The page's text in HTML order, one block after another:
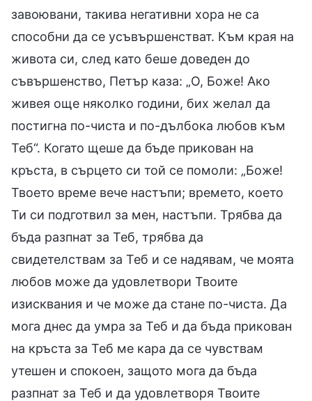
завоювани, такива негативни хора не са
способни да се усъвършенстват. Към края на
живота си, след като беше доведен до
съвършенство, Петър каза: „О, Боже! Ако
живея още няколко години, бих желал да
постигна по-чиста и по-дълбока любов към
Теб“. Когато щеше да бъде прикован на
кръста, в сърцето си той се помоли: „Боже!
Твоето време вече настъпи; времето, което
Ти си подготвил за мен, настъпи. Трябва да
бъда разпнат за Теб, трябва да
свидетелствам за Теб и се надявам, че моята
любов може да удовлетвори Твоите
изисквания и че може да стане по-чиста. Да
мога днес да умра за Теб и да бъда прикован
на кръста за Теб ме кара да се чувствам
утешен и спокоен, защото мога да бъда
разпнат за Теб и да удовлетворя Твоите